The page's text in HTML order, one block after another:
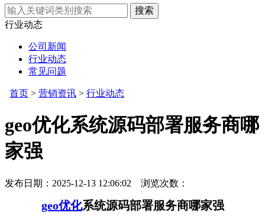
行业动态
公司新闻
行业动态
常见问题
首页 > 营销资讯 > 行业动态
geo优化系统源码部署服务商哪
家强
发布日期：2025-12-13 12:06:02 浏览次数：
geo优化系统源码部署服务商哪家强